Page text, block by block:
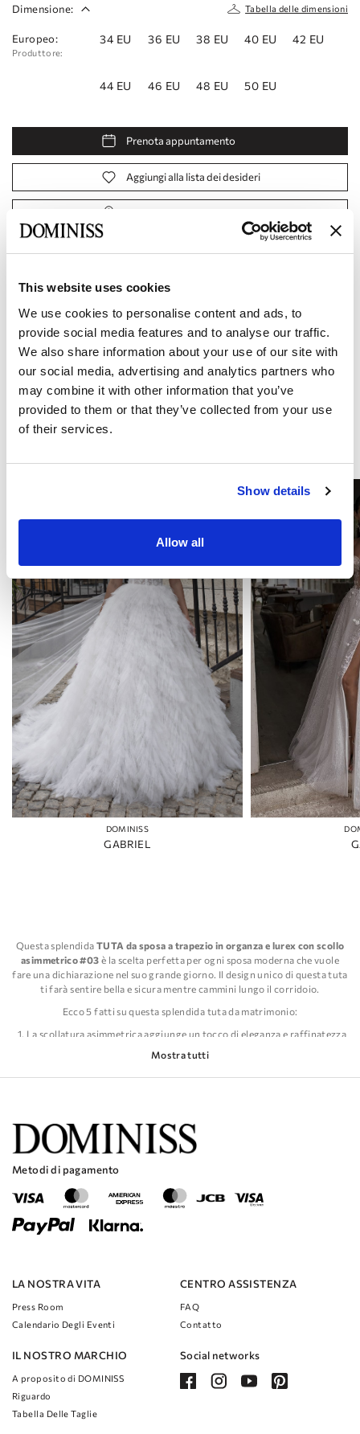
This website uses cookies
We use cookies to personalise content and ads, to
provide social media features and to analyse our traffic.
We also share information about your use of our site with
our social media, advertising and analytics partners who
may combine it with other information that you’ve
provided to them or that they’ve collected from your use
of their services.
Show details
Allow all
Dimensione: Tabella delle dimensioni
Europeo:
Produttore:
34 EU 36 EU 38 EU 40 EU 42 EU
44 EU 46 EU 48 EU 50 EU
Prenota appuntamento
Aggiungi alla lista dei desideri
Codice prodotto:10112364
Consegna e pagamento
Diventa nostro partner
DOMINISS
GABRIEL
Questa splendida TUTA da sposa a trapezio in organza e lurex con scollo
asimmetrico #03 è la scelta perfetta per ogni sposa moderna che vuole
fare una dichiarazione nel suo grande giorno. Il design unico di questa tuta
ti farà sentire bella e sicura mentre cammini lungo il corridoio.
Ecco 5 fatti su questa splendida tuta da matrimonio:
La scollatura asimmetrica aggiunge un tocco di eleganza e raffinatezza
catturerà la luce e brillerà mentre ti muovi.
Il design della tuta è perfetto per le spose che vogliono staccarsi dai
tradizionali abiti da sposa e provare qualcosa di nuovo e moderno.
contrasto che ti farà risaltare e ti farà sentire una vera regina nel tuo
giorno speciale.
Mostra tutti
LA NOSTRA VITA
Press Room
Calendario Degli Eventi
IL NOSTRO MARCHIO
A proposito di DOMINISS
Riguardo
Tabella Delle Taglie
CENTRO ASSISTENZA
FAQ
Contatto
Social networks
Metodi di pagamento